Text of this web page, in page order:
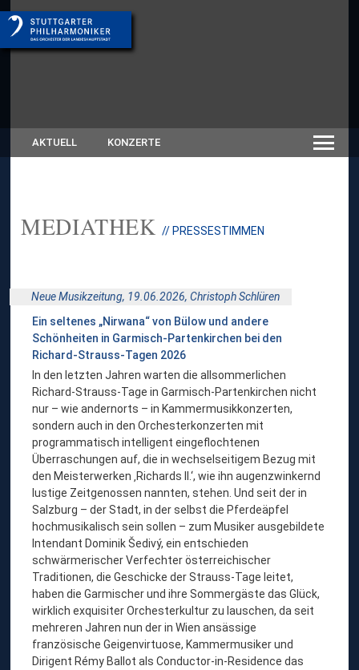
AKTUELL KONZERTE
MEDIATHEK // PRESSESTIMMEN
Neue Musikzeitung, 19.06.2026,Christoph Schlüren
Ein seltenes „Nirwana“ von Bülow und andere
Schönheiten in Garmisch-Partenkirchen bei den
Richard-Strauss-Tagen 2026
In den letzten Jahren warten die allsommerlichen
Richard-Strauss-Tage in Garmisch-Partenkirchen nicht
nur – wie andernorts – in Kammermusikkonzerten,
sondern auch in den Orchesterkonzerten mit
programmatisch intelligent eingeflochtenen
Überraschungen auf, die in wechselseitigem Bezug mit
den Meisterwerken ‚Richards II.‘, wie ihn augenzwinkernd
lustige Zeitgenossen nannten, stehen. Und seit der in
Salzburg – der Stadt, in der selbst die Pferdeäpfel
hochmusikalisch sein sollen – zum Musiker ausgebildete
Intendant Dominik Šedivý, ein entschieden
schwärmerischer Verfechter österreichischer
Traditionen, die Geschicke der Strauss-Tage leitet,
haben die Garmischer und ihre Sommergäste das Glück,
wirklich exquisiter Orchesterkultur zu lauschen, da seit
mehreren Jahren nun der in Wien ansässige
französische Geigenvirtuose, Kammermusiker und
Dirigent Rémy Ballot als Conductor-in-Residence das